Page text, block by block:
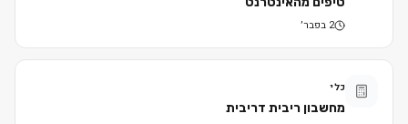
2 בפבר׳
כלי
מחשבון ריבית דריבית